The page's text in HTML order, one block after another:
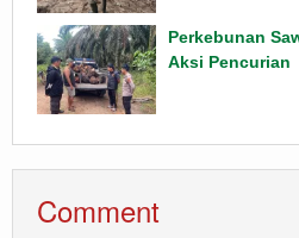
Perkebunan
Aksi Pencurian
Comment